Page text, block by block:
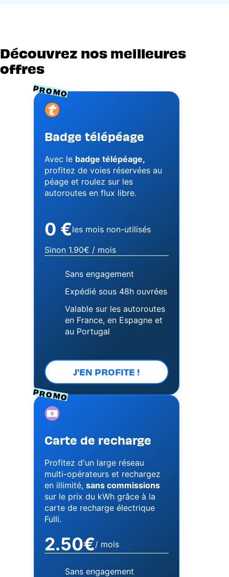
Découvrez nos meilleures
offres
PROMO
Image
Badge télépéage
Avec le badge télépéage,
profitez de voies réservées au
péage et roulez sur les
autoroutes en flux libre.
0 €les mois non-utilisés
Sinon 1.90€ / mois
Sans engagement
Expédié sous 48h ouvrées
Valable sur les autoroutes
en France, en Espagne et
au Portugal
J'EN PROFITE !
PROMO
Image
Carte de recharge
Profitez d'un large réseau
multi-opérateurs et rechargez
en illimité, sans commissions
sur le prix du kWh grâce à la
carte de recharge électrique
Fulli.
2.50€/ mois
Sans engagement